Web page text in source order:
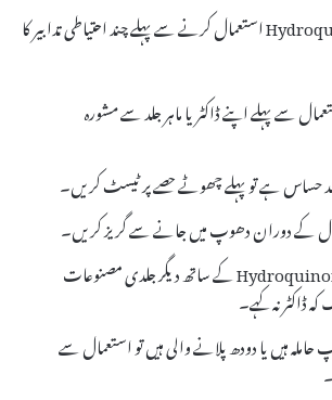
Hydroquinone Plus Cream استعمال کرنے سے پہلے چند احتیاطی تدابیر کا
سے پہلے اپنے ڈاکٹر یا ماہر جلد سے مشورہ
حساس ہے تو پہلے چھوٹے حصے پر ٹیسٹ کریں۔
کے دوران دھوپ میں جانے سے گریز کریں۔
Hydroquinone کے ساتھ دیگر جلدی مصنوعات
ڈاکٹر نہ کہے۔
حاملہ ہیں یا دودھ پلانے والی ہیں تو استعمال سے